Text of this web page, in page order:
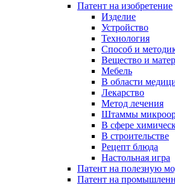
Патент на изобретение
Изделие
Устройство
Технология
Способ и
Вещество и
Мебель
В области
Лекарство
Метод лечения
Штаммы
В сфере
В строительстве
Рецепт блюда
Настольная игра
Патент на полезную
Патент на